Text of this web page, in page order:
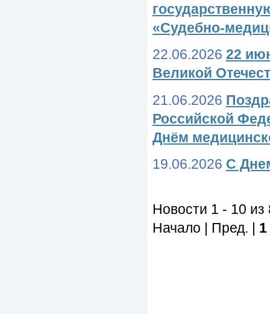
«Судебно-
22.06.2026 22
Великой
21.06.2026
Российской
Днём
19.06.2026 С
Новости 1 - 10 из
Начало | Пред. | 1